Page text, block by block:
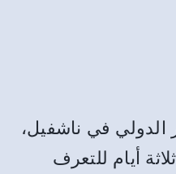
في ناشفيل،
أيام للتعرف